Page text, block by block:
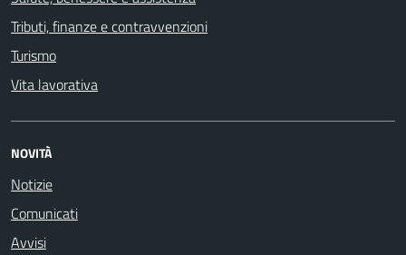
Tributi, finanze e contravvenzioni
Turismo
Vita lavorativa
NOVITÀ
Notizie
Comunicati
Avvisi